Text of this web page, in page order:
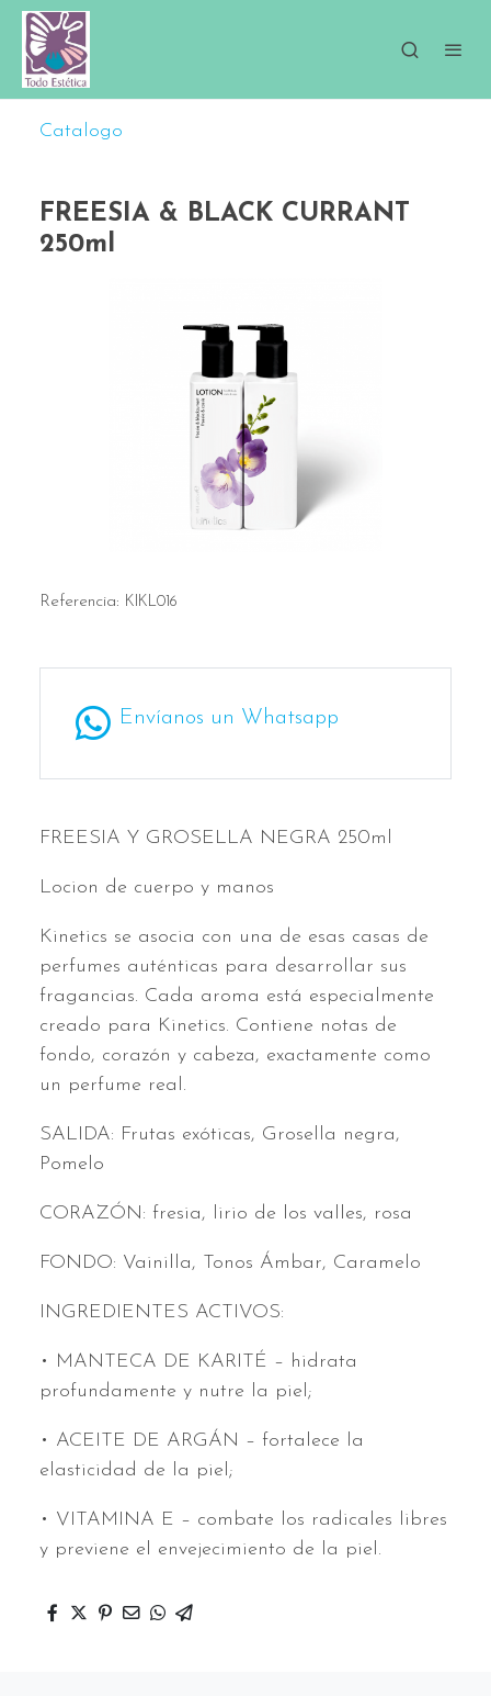
Catalogo
FREESIA & BLACK CURRANT
250ml
Referencia: KIKL016
Envíanos un Whatsapp
FREESIA Y GROSELLA NEGRA 250ml
Locion de cuerpo y manos
Kinetics se asocia con una de esas casas de
perfumes auténticas para desarrollar sus
fragancias. Cada aroma está especialmente
creado para Kinetics. Contiene notas de
fondo, corazón y cabeza, exactamente como
un perfume real.
SALIDA: Frutas exóticas, Grosella negra,
Pomelo
CORAZÓN: fresia, lirio de los valles, rosa
FONDO: Vainilla, Tonos Ámbar, Caramelo
INGREDIENTES ACTIVOS:
• MANTECA DE KARITÉ – hidrata
profundamente y nutre la piel;
• ACEITE DE ARGÁN – fortalece la
elasticidad de la piel;
• VITAMINA E – combate los radicales libres
y previene el envejecimiento de la piel.